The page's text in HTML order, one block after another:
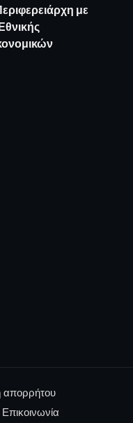
με
απορρήτου
Επικοινωνία